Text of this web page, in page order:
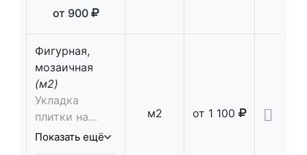
швов
от 900
Фигурная,
мозаичная
(м2)
Укладка
плитки на
сухую смесь 5
Показать ещё
м2 от 1 100